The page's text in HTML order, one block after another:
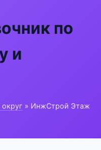
по
и
» ИнжСтрой Этаж